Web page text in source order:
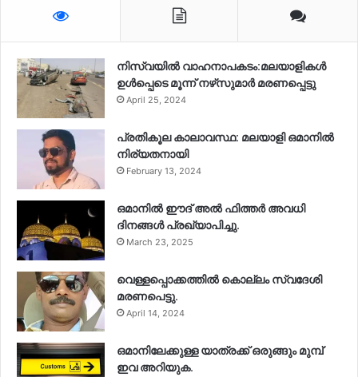
നിസ്‌വയിൽ വാഹനാപകടം:മലയാളികള്‍
ഉള്‍പ്പെടെ മൂന്ന് നഴ്‌സുമാര്‍ മരണപ്പെട്ടു
April 25, 2024
പ്രതികൂല കാലാവസ്ഥ: മലയാളി ഒമാനിൽ
നിര്യതനായി
February 13, 2024
ഒമാനിൽ ഈദ് അൽ ഫിത്തർ അവധി
ദിനങ്ങൾ പ്രഖ്യാപിച്ചു.
March 23, 2025
വെള്ളപ്പൊക്കത്തിൽ കൊല്ലം സ്വദേശി
മരണപെട്ടു.
April 14, 2024
ഒമാനിലേക്കുള്ള യാത്രക്ക് ഒരുങ്ങും മുമ്പ്
ഇവ അറിയുക.